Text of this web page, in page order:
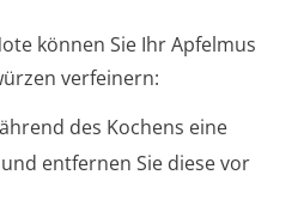
können Sie Ihr Apfelmus
verfeinern:
des Kochens eine
entfernen Sie diese vor